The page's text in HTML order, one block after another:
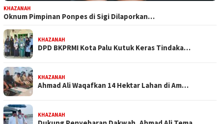
KHAZANAH
Oknum Pimpinan Ponpes di Sigi Dilaporkan…
KHAZANAH
DPD BKPRMI Kota Palu Kutuk Keras Tindaka…
KHAZANAH
Ahmad Ali Waqafkan 14 Hektar Lahan di Am…
KHAZANAH